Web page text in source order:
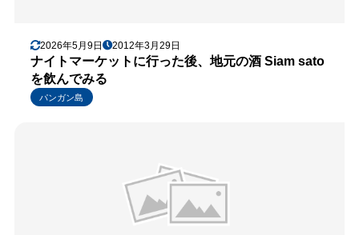
2026年5月9日 2012年3月29日
ナイトマーケットに行った後、地元の酒 Siam sato
を飲んでみる
パンガン島